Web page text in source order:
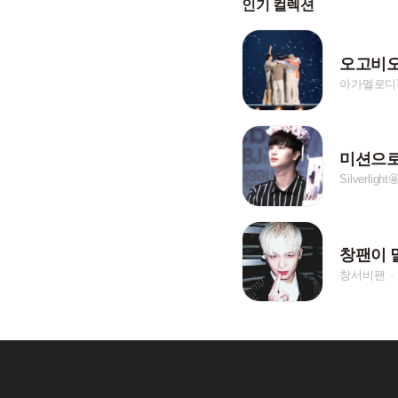
인기 컬렉션
오고비
아가멜로
미션으
창서비팬